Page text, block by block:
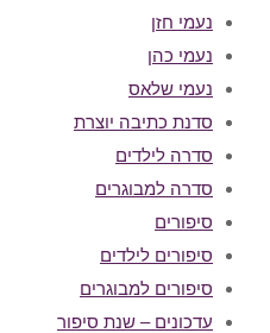
נעמי חזן
נעמי כהן
נעמי שלאס
סדנת כתיבה יוצרת
סדרה לילדים
סדרה למבוגרים
סיפורים
סיפורים לילדים
סיפורים למבוגרים
עדכונים – שנת סיפור